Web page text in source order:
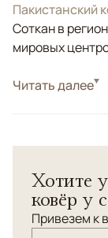
Пакистанский
Соткан в
мировых
Стиль
Узоры
Читать далее
Хотите
ковёр у
Привезем к